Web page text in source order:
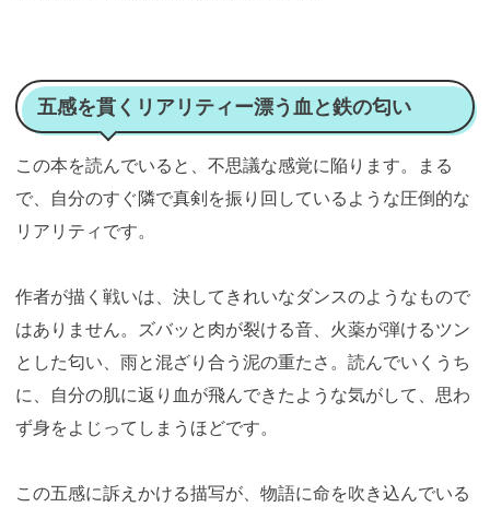
五感を貫くリアリティー漂う血と鉄の匂い
この本を読んでいると、不思議な感覚に陥ります。まる
で、自分のすぐ隣で真剣を振り回しているような圧倒的な
リアリティです。
作者が描く戦いは、決してきれいなダンスのようなもので
はありません。ズバッと肉が裂ける音、火薬が弾けるツン
とした匂い、雨と混ざり合う泥の重たさ。読んでいくうち
に、自分の肌に返り血が飛んできたような気がして、思わ
ず身をよじってしまうほどです。
この五感に訴えかける描写が、物語に命を吹き込んでいる